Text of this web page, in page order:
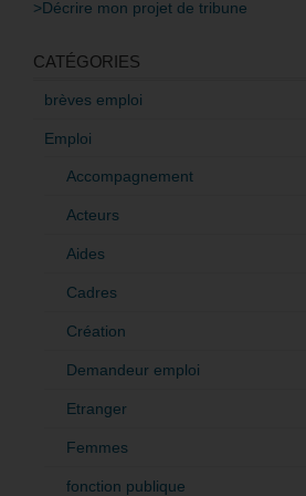
>Décrire mon projet de tribune
CATÉGORIES
brèves emploi
Emploi
Accompagnement
Acteurs
Aides
Cadres
Création
Demandeur emploi
Etranger
Femmes
fonction publique